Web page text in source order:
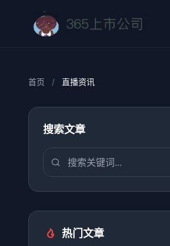
首页 / 直播资讯
搜索文章
热门文章